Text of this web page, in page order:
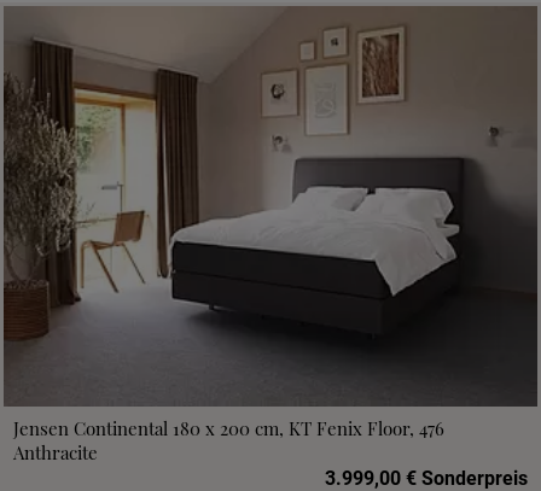
Jensen Continental 180 x 200 cm, KT Fenix Floor, 476
Anthracite
3.999,00 € Sonderpreis